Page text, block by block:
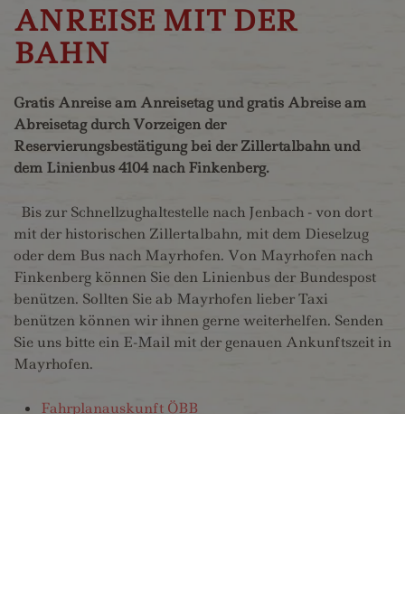
ANREISE MIT DER
BAHN
Gratis Anreise am Anreisetag und gratis Abreise am
Abreisetag durch Vorzeigen der
Reservierungsbestätigung bei der Zillertalbahn und
dem Linienbus 4104 nach Finkenberg.
Bis zur Schnellzughaltestelle nach Jenbach - von dort
mit der historischen Zillertalbahn, mit dem Dieselzug
oder dem Bus nach Mayrhofen. Von Mayrhofen nach
Finkenberg können Sie den Linienbus der Bundespost
benützen. Sollten Sie ab Mayrhofen lieber Taxi
benützen können wir ihnen gerne weiterhelfen. Senden
Sie uns bitte ein E-Mail mit der genauen Ankunftszeit in
Mayrhofen.
Fahrplanauskunft ÖBB